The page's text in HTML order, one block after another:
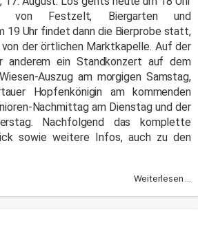
Festzelt, Biergarten und
19 Uhr findet dann die Bierprobe statt,
der örtlichen Marktkapelle. Auf der
anderem ein Standkonzert auf dem
Auszug am morgigen Samstag,
Hopfenkönigin am kommenden
Nachmittag am Dienstag und der
Nachfolgend das komplette
sowie weitere Infos, auch zu den
Weiterlesen ...